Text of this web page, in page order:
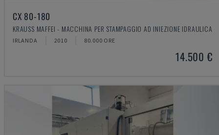
CX 80-180
KRAUSS MAFFEI - MACCHINA PER STAMPAGGIO AD INIEZIONE IDRAULICA
IRLANDA 2010 80.000 ORE
14.500 €